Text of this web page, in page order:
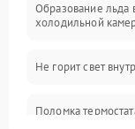
Образование льда
холодильной
Не горит свет
Поломка